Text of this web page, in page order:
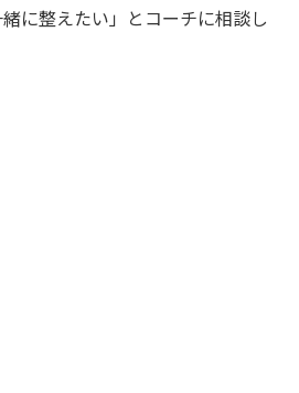
に整えたい」とコーチに相談し